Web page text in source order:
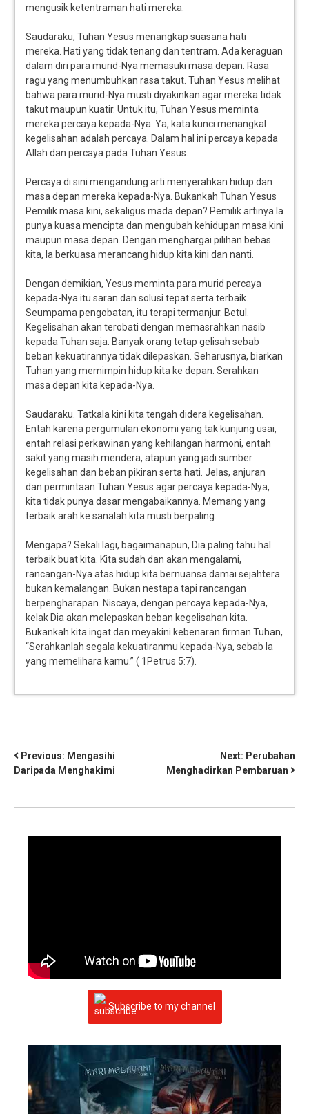
mengusik ketentraman hati mereka.
Saudaraku, Tuhan Yesus menangkap suasana hati
mereka. Hati yang tidak tenang dan tentram. Ada keraguan
dalam diri para murid-Nya memasuki masa depan. Rasa
ragu yang menumbuhkan rasa takut. Tuhan Yesus melihat
bahwa para murid-Nya musti diyakinkan agar mereka tidak
takut maupun kuatir. Untuk itu, Tuhan Yesus meminta
mereka percaya kepada-Nya. Ya, kata kunci menangkal
kegelisahan adalah percaya. Dalam hal ini percaya kepada
Allah dan percaya pada Tuhan Yesus.
Percaya di sini mengandung arti menyerahkan hidup dan
masa depan mereka kepada-Nya. Bukankah Tuhan Yesus
Pemilik masa kini, sekaligus mada depan? Pemilik artinya Ia
punya kuasa mencipta dan mengubah kehidupan masa kini
maupun masa depan. Dengan menghargai pilihan bebas
kita, Ia berkuasa merancang hidup kita kini dan nanti.
Dengan demikian, Yesus meminta para murid percaya
kepada-Nya itu saran dan solusi tepat serta terbaik.
Seumpama pengobatan, itu terapi termanjur. Betul.
Kegelisahan akan terobati dengan memasrahkan nasib
kepada Tuhan saja. Banyak orang tetap gelisah sebab
beban kekuatirannya tidak dilepaskan. Seharusnya, biarkan
Tuhan yang memimpin hidup kita ke depan. Serahkan
masa depan kita kepada-Nya.
Saudaraku. Tatkala kini kita tengah didera kegelisahan.
Entah karena pergumulan ekonomi yang tak kunjung usai,
entah relasi perkawinan yang kehilangan harmoni, entah
sakit yang masih mendera, atapun yang jadi sumber
kegelisahan dan beban pikiran serta hati. Jelas, anjuran
dan permintaan Tuhan Yesus agar percaya kepada-Nya,
kita tidak punya dasar mengabaikannya. Memang yang
terbaik arah ke sanalah kita musti berpaling.
Mengapa? Sekali lagi, bagaimanapun, Dia paling tahu hal
terbaik buat kita. Kita sudah dan akan mengalami,
rancangan-Nya atas hidup kita bernuansa damai sejahtera
bukan kemalangan. Bukan nestapa tapi rancangan
berpengharapan. Niscaya, dengan percaya kepada-Nya,
kelak Dia akan melepaskan beban kegelisahan kita.
Bukankah kita ingat dan meyakini kebenaran firman Tuhan,
“Serahkanlah segala kekuatiranmu kepada-Nya, sebab Ia
yang memelihara kamu.” ( 1Petrus 5:7).
Previous: Mengasihi
Daripada Menghakimi
Next: Perubahan
Menghadirkan Pembaruan
Subscribe to my channel